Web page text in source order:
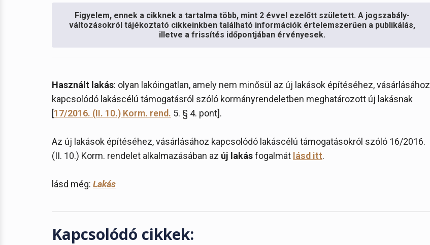
Figyelem, ennek a cikknek a tartalma több, mint 2 évvel ezelőtt született. A jogszabály-
változásokról tájékoztató cikkeinkben található információk értelemszerűen a publikálás,
illetve a frissítés időpontjában érvényesek.
Használt lakás: olyan lakóingatlan, amely nem minősül az új lakások építéséhez, vásárlásához
kapcsolódó lakáscélú támogatásról szóló kormányrendeletben meghatározott új lakásnak
[17/2016. (II. 10.) Korm. rend. 5. § 4. pont].
Az új lakások építéséhez, vásárlásához kapcsolódó lakáscélú támogatásokról szóló 16/2016.
(II. 10.) Korm. rendelet alkalmazásában az új lakásfogalmát lásd itt.
lásd még: Lakás
Kapcsolódó cikkek: